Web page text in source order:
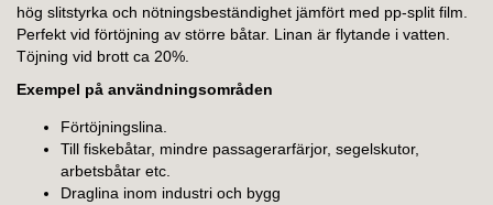
hög slitstyrka och nötningsbeständighet jämfört med pp-split film.
Perfekt vid förtöjning av större båtar. Linan är flytande i vatten.
Töjning vid brott ca 20%.
Exempel på användningsområden
Förtöjningslina.
Till fiskebåtar, mindre passagerarfärjor, segelskutor,
arbetsbåtar etc.
Draglina inom industri och bygg